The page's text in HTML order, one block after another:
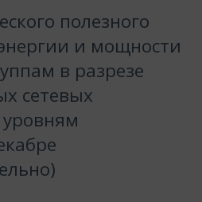
полезного
и мощности
в разрезе
сетевых